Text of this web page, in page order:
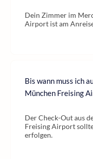
Dein Zimmer im
Airport ist am
Bis wann muss ich
München Freising
Der Check-Out aus
Freising Airport
erfolgen.